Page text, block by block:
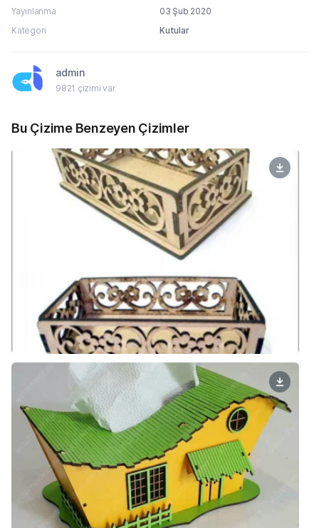
Yayınlanma
03 Şub 2020
Kategori
Kutular
admin
9821 çizimi var
Bu Çizime Benzeyen Çizimler